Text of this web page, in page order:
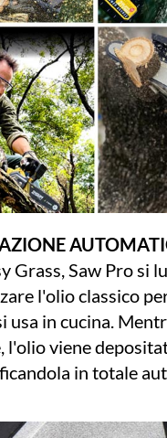
Grass, Saw Pro si
l'olio classico
usa in cucina.
l'olio viene
in totale